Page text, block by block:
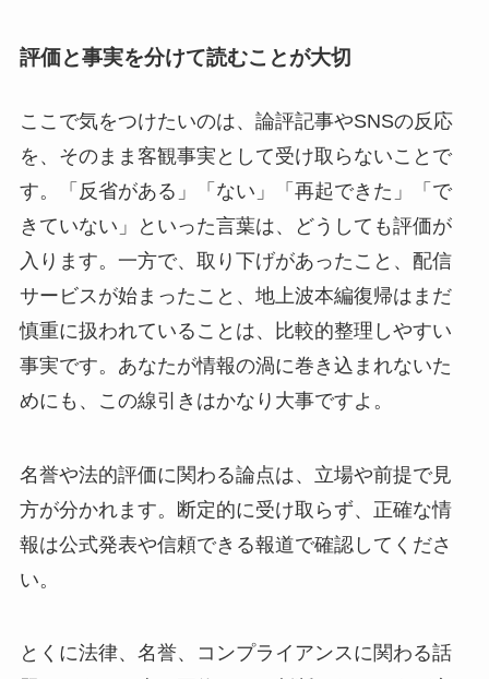
評価と事実を分けて読むことが大切
ここで気をつけたいのは、論評記事やSNSの反応
を、そのまま客観事実として受け取らないことで
す。「反省がある」「ない」「再起できた」「で
きていない」といった言葉は、どうしても評価が
入ります。一方で、取り下げがあったこと、配信
サービスが始まったこと、地上波本編復帰はまだ
慎重に扱われていることは、比較的整理しやすい
事実です。あなたが情報の渦に巻き込まれないた
めにも、この線引きはかなり大事ですよ。
名誉や法的評価に関わる論点は、立場や前提で見
方が分かれます。断定的に受け取らず、正確な情
報は公式発表や信頼できる報道で確認してくださ
い。
とくに法律、名誉、コンプライアンスに関わる話